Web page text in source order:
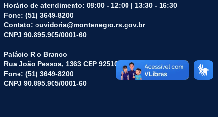
Horário de atendimento: 08:00 - 12:00 | 13:30 - 16:30
Fone: (51) 3649-8200
Contato: ouvidoria@montenegro.rs.gov.br
CNPJ 90.895.905/0001-60
Palácio Rio Branco
Rua João Pessoa, 1363 CEP 92510-045
Fone: (51) 3649-8200
CNPJ 90.895.905/0001-60